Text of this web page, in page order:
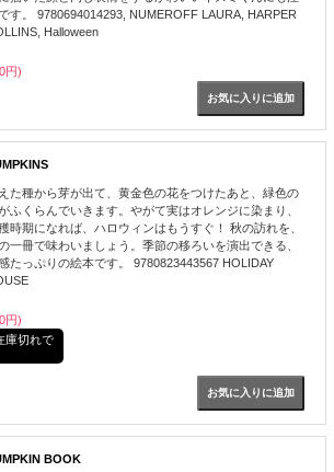
す。 9780694014293, NUMEROFF LAURA, HARPER
Halloween
円)
た種から芽が出て、黄金色の花をつけたあと、緑色の
ふくらんでいきます。やがて実はオレンジに染まり、
時期になれば、ハロウィンはもうすぐ！ 秋の訪れを、
一冊で味わいましょう。季節の移ろいを演出できる、
たっぷりの絵本です。 9780823443567 HOLIDAY
円)
庫切れで
BOOK